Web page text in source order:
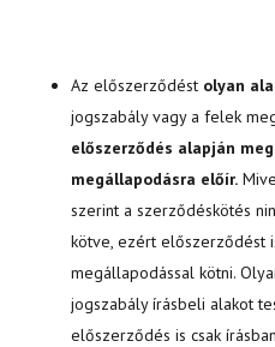
Az előszerződéstolyan
jogszabály vagy a felek
előszerződés alapján
megállapodásra előír.
szerint a szerződéskötés
kötve, ezért előszerződést
megállapodással kötni.
jogszabály írásbeli alakot
előszerződés is csak